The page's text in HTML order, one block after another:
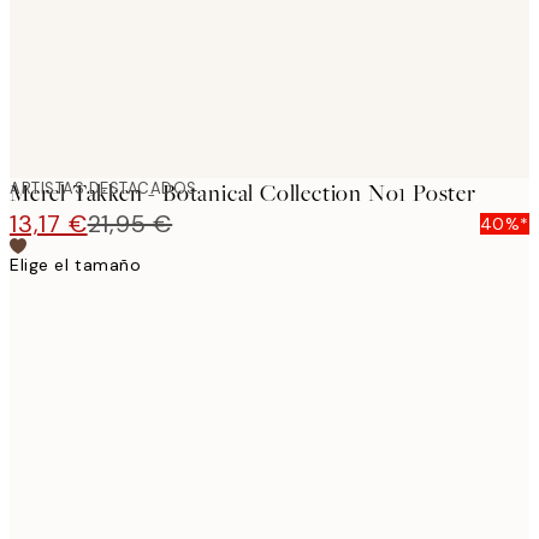
ARTISTAS DESTACADOS
Merel Takken - Botanical Collection No1 Poster
13,17 €21,95 €
40%*
Elige el tamaño